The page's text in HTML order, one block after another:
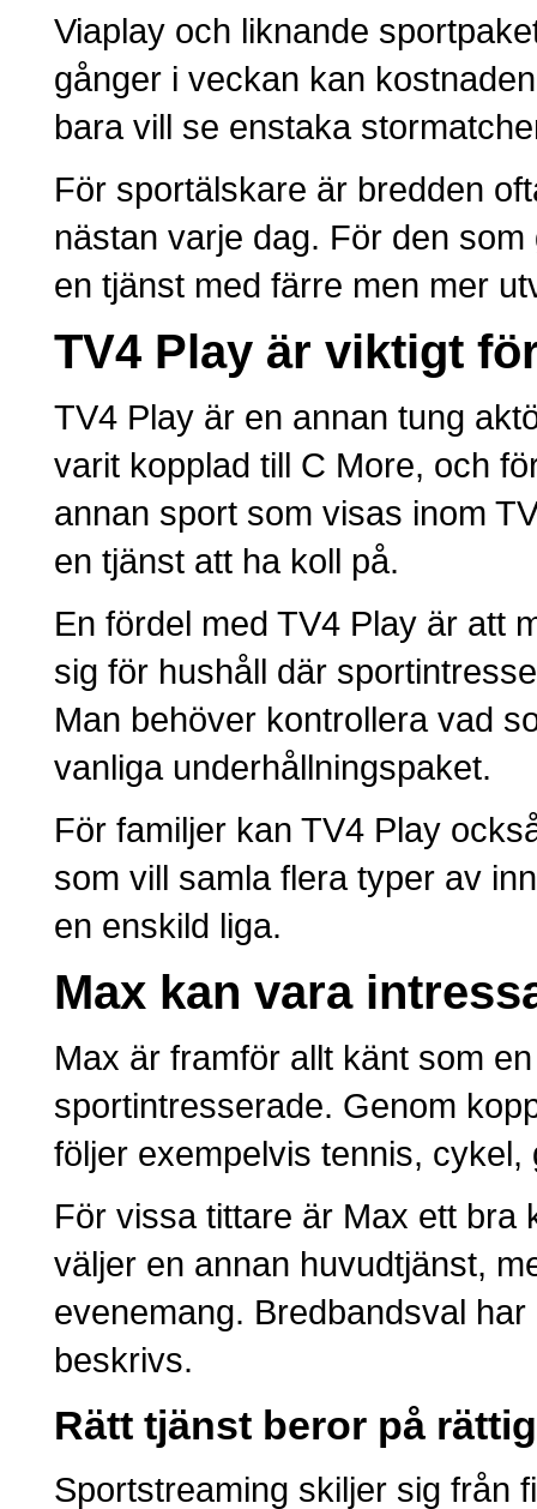
Viaplay och liknande
gånger i veckan kan
bara vill se enstaka
För sportälskare är bredden
nästan varje dag. För den
en tjänst med färre men mer
TV4 Play är viktigt
TV4 Play är en annan tung
varit kopplad till C More, och
annan sport som visas inom
en tjänst att ha koll på.
En fördel med TV4 Play är att
sig för hushåll där
Man behöver kontrollera vad
vanliga underhållningspaket.
För familjer kan TV4 Play
som vill samla flera typer av
en enskild liga.
Max kan vara
Max är framför allt känt som
sportintresserade. Genom
följer exempelvis tennis,
För vissa tittare är Max ett bra
väljer en annan huvudtjänst,
evenemang. Bredbandsval
beskrivs.
Rätt tjänst beror på
Sportstreaming skiljer sig från